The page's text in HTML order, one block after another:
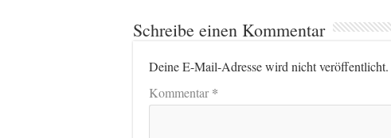
Schreibe einen Kommentar
Deine E-Mail-Adresse wird nicht veröffentlicht.
Kommentar*